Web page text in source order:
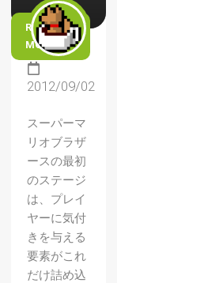
READ
MORE
2012/09/02
スーパーマ
リオブラザ
ースの最初
のステージ
は、プレイ
ヤーに気付
きを与える
要素がこれ
だけ詰め込